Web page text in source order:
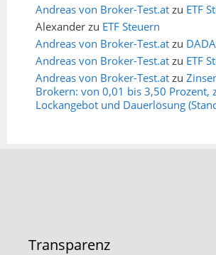
Andreas von Broker-Test.at zu ETF
Alexander zu ETF Steuern
Andreas von Broker-Test.at zu
Andreas von Broker-Test.at zu ETF
Andreas von Broker-Test.at zu
Brokern: von 0,01 bis 3,50 Prozent,
Lockangebot und Dauerlösung
Transparenz